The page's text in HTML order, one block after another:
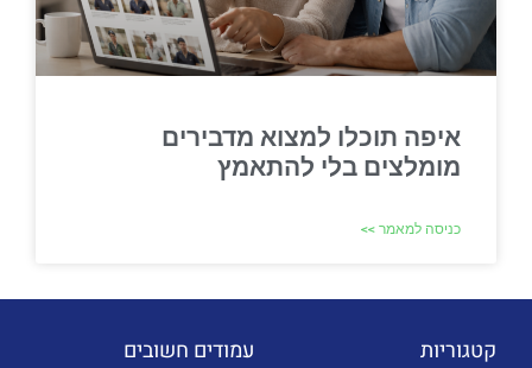
איפה תוכלו למצוא מדבירים
מומלצים בלי להתאמץ
כניסה למאמר >>
קטגוריות עמודים חשובים